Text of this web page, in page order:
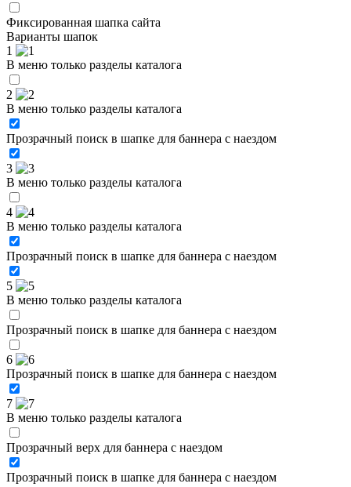
Фиксированная шапка сайта
Варианты шапок
1
В меню только разделы каталога
2
В меню только разделы каталога
Прозрачный поиск в шапке для баннера с наездом
3
В меню только разделы каталога
4
В меню только разделы каталога
Прозрачный поиск в шапке для баннера с наездом
5
В меню только разделы каталога
Прозрачный поиск в шапке для баннера с наездом
6
Прозрачный поиск в шапке для баннера с наездом
7
В меню только разделы каталога
Прозрачный верх для баннера с наездом
Прозрачный поиск в шапке для баннера с наездом